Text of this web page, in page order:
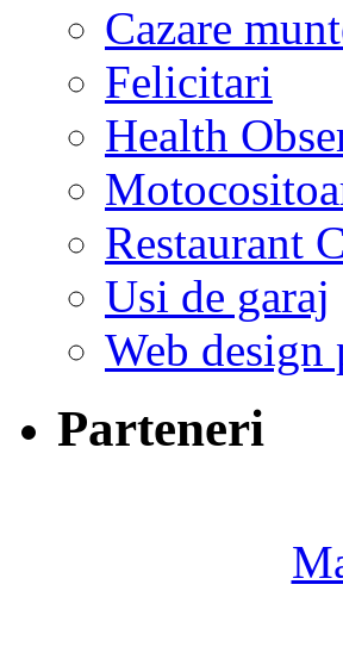
Cazare
Felicitari
Health
Restaurant
Usi de garaj
Web design
Parteneri